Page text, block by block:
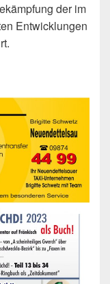
der im
Entwicklungen